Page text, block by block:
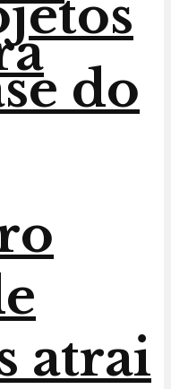
do
atrai